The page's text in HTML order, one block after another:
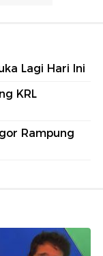
Lagi Hari Ini
KRL
Rampung